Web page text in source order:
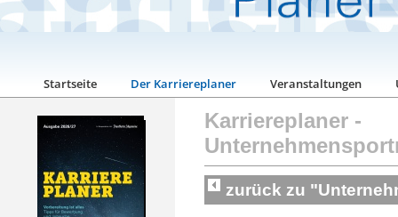
Startseite Der Karriereplaner Veranstaltungen
Karriereplaner -
zurück zu